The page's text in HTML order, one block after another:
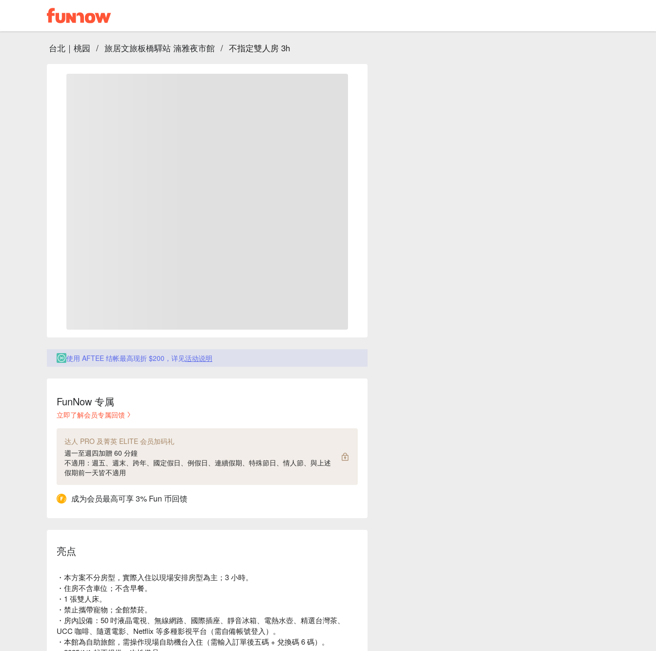
台北｜桃园 / 旅居文旅板橋驛站 湳雅夜市館 / 不指定雙人房 3h
使用 AFTEE 结帐最高现折 $200，详见活动说明
FunNow 专属
立即了解会员专属回馈
达人 PRO 及菁英 ELITE 会员加码礼
週一至週四加贈 60 分鐘
不適用：週五、週末、跨年、國定假日、例假日、連續假期、特殊節日、情人節、與上述
假期前一天皆不適用
成为会员最高可享 3% Fun 币回馈
亮点
・本方案不分房型，實際入住以現場安排房型為主；3 小時。
・住房不含車位；不含早餐。
・1 張雙人床。
・禁止攜帶寵物；全館禁菸。
・房內設備：50 吋液晶電視、無線網路、國際插座、靜音冰箱、電熱水壺、精選台灣茶、
UCC 咖啡、隨選電影、Netflix 等多種影視平台（需自備帳號登入）。
・本館為自助旅館，需操作現場自助機台入住（需輸入訂單後五碼 + 兌換碼 6 碼）。